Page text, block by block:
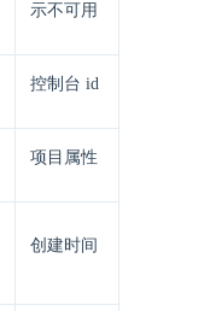
示不可用
控制台 id
项目属性
创建时间